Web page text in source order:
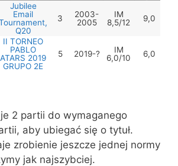
Jubilee
Email
Q20
3
2003-
2005
IM
8,5/12
9,0
II TORNEO
PABLO
ATARS 2019
GRUPO 2E
5 2019-?
IM
6,0/10
6,0
2 partii do wymaganego
aby ubiegać się o tytuł.
zrobienie jeszcze jednej normy
jak najszybciej.